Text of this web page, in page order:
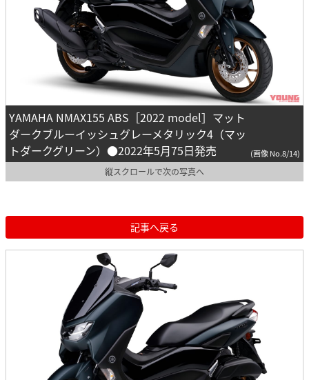
YAMAHA NMAX155 ABS［2022 model］マット
ダークブルーイッシュグレーメタリック4（マッ
トダークグリーン）●2022年5月75日発売
(画像 No.8/14)
縦スクロールで次の写真へ
記事へ戻る